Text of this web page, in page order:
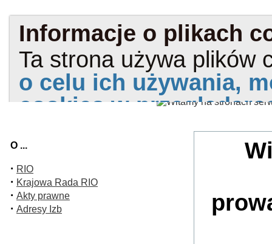
O ...
· RIO
· Krajowa Rada RIO
· Akty prawne
· Adresy Izb